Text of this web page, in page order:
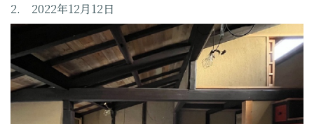
2. 2022年12月12日